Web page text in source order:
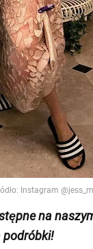
na
podróbki!